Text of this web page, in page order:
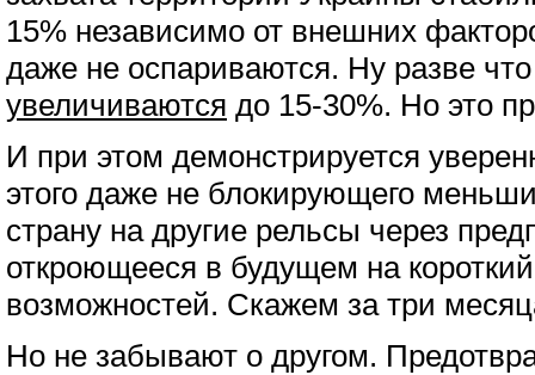
15% независимо от внешних
даже не оспариваются. Ну разве
увеличиваются до 15-30%. Но это
И при этом демонстрируется
этого даже не блокирующего
страну на другие рельсы через
откроющееся в будущем на короткий
возможностей. Скажем за три
Но не забывают о другом.